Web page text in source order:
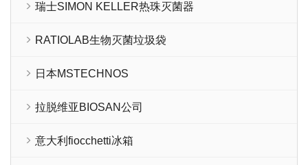
瑞士SIMON KELLER热珠灭菌器
RATIOLAB生物灭菌垃圾袋
日本MSTECHNOS
拉脱维亚BIOSAN公司
意大利fiocchetti冰箱